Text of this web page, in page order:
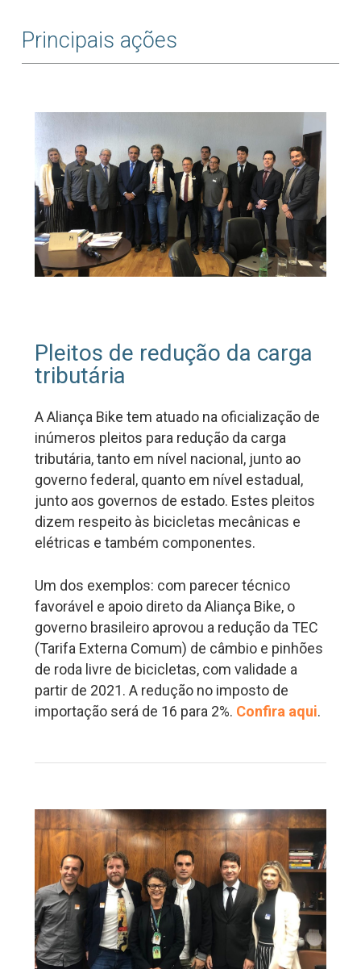
Principais ações
Pleitos de redução da carga
tributária
A Aliança Bike tem atuado na oficialização de
inúmeros pleitos para redução da carga
tributária, tanto em nível nacional, junto ao
governo federal, quanto em nível estadual,
junto aos governos de estado. Estes pleitos
dizem respeito às bicicletas mecânicas e
elétricas e também componentes.
Um dos exemplos: com parecer técnico
favorável e apoio direto da Aliança Bike, o
governo brasileiro aprovou a redução da TEC
(Tarifa Externa Comum) de câmbio e pinhões
de roda livre de bicicletas, com validade a
partir de 2021. A redução no imposto de
importação será de 16 para 2%. Confira aqui.